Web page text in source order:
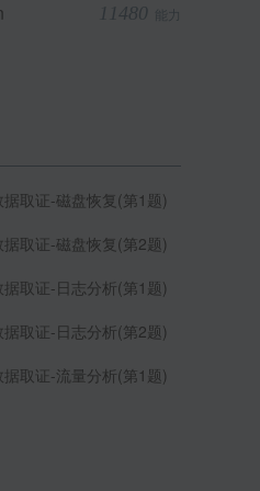
11480 能力
据取证-磁盘恢复(第1题)
据取证-磁盘恢复(第2题)
据取证-日志分析(第1题)
据取证-日志分析(第2题)
据取证-流量分析(第1题)